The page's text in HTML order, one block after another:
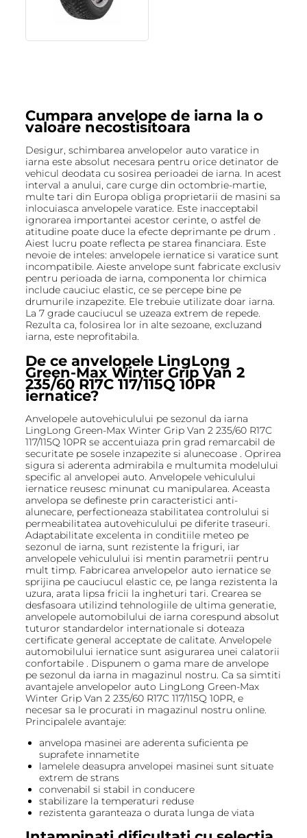
Cumpara anvelope de iarna la o
valoare necostisitoara
Desigur, schimbarea anvelopelor auto varatice in
iarna este absolut necesara pentru orice detinator de
vehicul deodata cu sosirea perioadei de iarna. In acest
interval a anului, care curge din octombrie-martie,
multe tari din Europa obliga proprietarii de masini sa
inlocuiasca anvelopele varatice. Este inacceptabil
ignorarea importantei acestor cerinte, o astfel de
atitudine poate duce la efecte deprimante pe drum .
Aiest lucru poate reflecta pe starea financiara. Este
nevoie de inteles: anvelopele iernatice si varatice sunt
incompatibile. Aieste anvelope sunt fabricate exclusiv
pentru perioada de iarna, componenta lor chimica
include cauciuc elastic, ce se percepe bine pe
drumurile inzapezite. Ele trebuie utilizate doar iarna.
La 7 grade cauciucul se uzeaza extrem de repede.
Rezulta ca, folosirea lor in alte sezoane, excluzand
iarna, este neprofitabila.
De ce anvelopele LingLong
Green-Max Winter Grip Van 2
235/60 R17C 117/115Q 10PR
iernatice?
Anvelopele autovehiculului pe sezonul da iarna
LingLong Green-Max Winter Grip Van 2 235/60 R17C
117/115Q 10PR se accentuiaza prin grad remarcabil de
securitate pe sosele inzapezite si alunecoase . Oprirea
sigura si aderenta admirabila e multumita modelului
specific al anvelopei auto. Anvelopele vehiculului
iernatice reusesc minunat cu manipularea. Aceasta
anvelopa se defineste prin caracteristici anti-
alunecare, perfectioneaza stabilitatea controlului si
permeabilitatea autovehiculului pe diferite traseuri.
Adaptabilitate excelenta in conditiile meteo pe
sezonul de iarna, sunt rezistente la friguri, iar
anvelopele vehiculului isi mentin parametrii pentru
mult timp. Fabricarea anvelopelor auto iernatice se
sprijina pe cauciucul elastic ce, pe langa rezistenta la
uzura, arata lipsa fricii la ingheturi tari. Crearea se
desfasoara utilizind tehnologiile de ultima generatie,
anvelopele automobilului de iarna corespund absolut
tuturor standardelor internationale si doteaza
certificate general acceptate de calitate. Anvelopele
automobilului iernatice sunt asigurarea unei calatorii
confortabile . Dispunem o gama mare de anvelope
pe sezonul da iarna in magazinul nostru. Ca sa simtiti
avantajele anvelopelor auto LingLong Green-Max
Winter Grip Van 2 235/60 R17C 117/115Q 10PR, e
necesar sa le procurati in magazinul nostru online.
Principalele avantaje:
anvelopa masinei are aderenta suficienta pe
suprafete innametite
lamelele deasupra anvelopei masinei sunt situate
extrem de strans
convenabil si stabil in conducere
stabilizare la temperaturi reduse
rezistenta garanteaza o durata lunga de viata